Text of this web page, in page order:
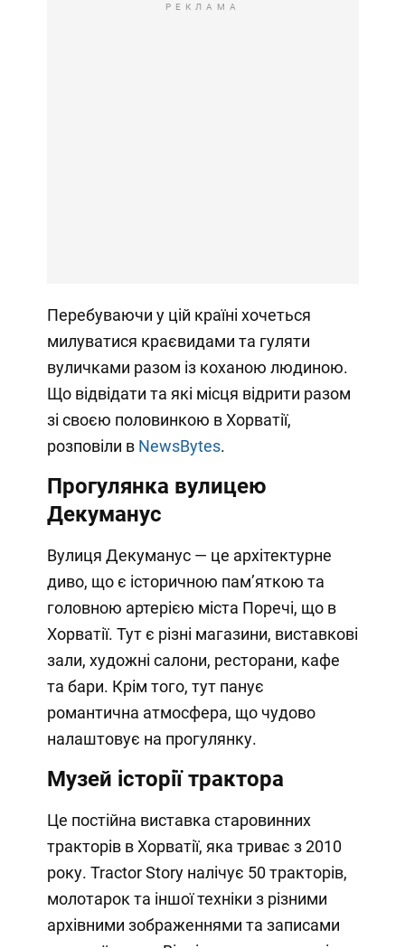
РЕКЛАМА
Перебуваючи у цій країні хочеться
милуватися краєвидами та гуляти
вуличками разом із коханою людиною.
Що відвідати та які місця відрити разом
зі своєю половинкою в Хорватії,
розповіли в NewsBytes.
Прогулянка вулицею
Декуманус
Вулиця Декуманус — це архітектурне
диво, що є історичною пам’яткою та
головною артерією міста Поречі, що в
Хорватії. Тут є різні магазини, виставкові
зали, художні салони, ресторани, кафе
та бари. Крім того, тут панує
романтична атмосфера, що чудово
налаштовує на прогулянку.
Музей історії трактора
Це постійна виставка старовинних
тракторів в Хорватії, яка триває з 2010
року. Tractor Story налічує 50 тракторів,
молотарок та іншої техніки з різними
архівними зображеннями та записами